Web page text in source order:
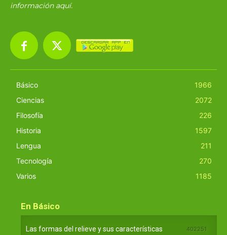
información aquí.
Básico
1966
Ciencias
2072
Filosofía
226
Historia
1597
Lengua
211
Tecnología
270
Varios
1185
En Básico
Las formas del relieve y sus características 402251